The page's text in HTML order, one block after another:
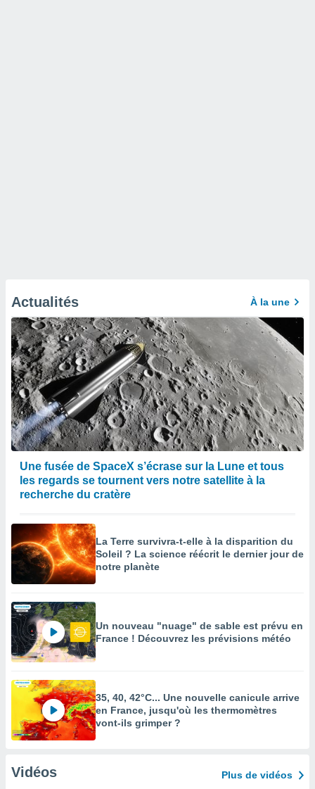
Actualités À la une
Une fusée de SpaceX s’écrase sur la Lune et tous
les regards se tournent vers notre satellite à la
recherche du cratère
La Terre survivra-t-elle à la disparition du
Soleil ? La science réécrit le dernier jour de
notre planète
Un nouveau "nuage" de sable est prévu en
France ! Découvrez les prévisions météo
35, 40, 42°C... Une nouvelle canicule arrive
en France, jusqu'où les thermomètres
vont-ils grimper ?
Vidéos Plus de vidéos